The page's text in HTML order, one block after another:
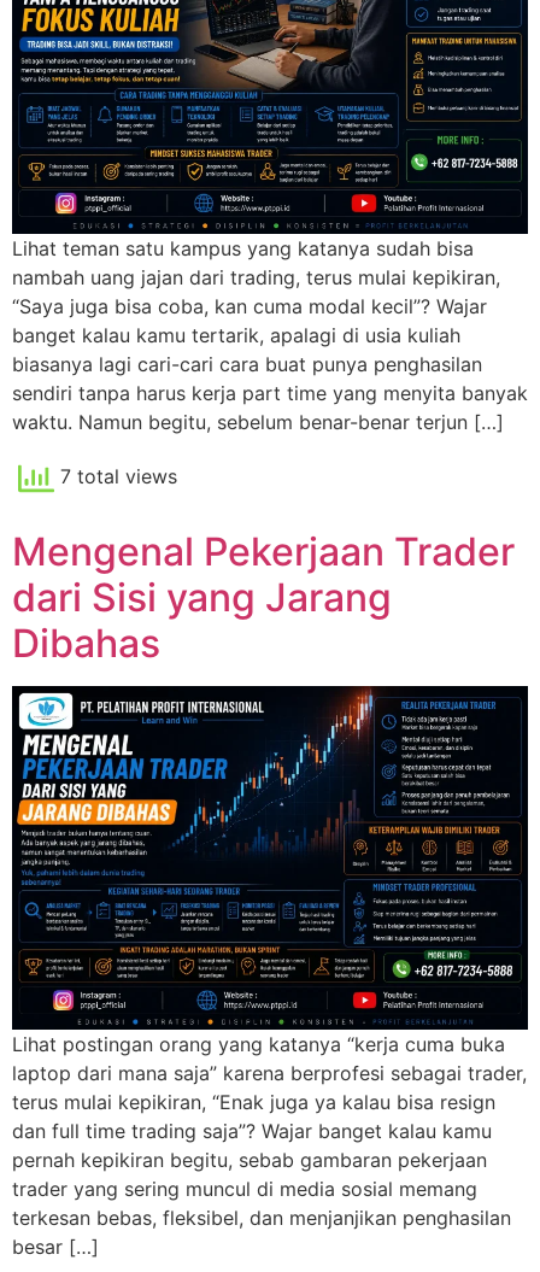
Lihat teman satu kampus yang katanya sudah bisa
nambah uang jajan dari trading, terus mulai kepikiran,
“Saya juga bisa coba, kan cuma modal kecil”? Wajar
banget kalau kamu tertarik, apalagi di usia kuliah
biasanya lagi cari-cari cara buat punya penghasilan
sendiri tanpa harus kerja part time yang menyita banyak
waktu. Namun begitu, sebelum benar-benar terjun […]
7 total views
Mengenal Pekerjaan Trader
dari Sisi yang Jarang
Dibahas
Lihat postingan orang yang katanya “kerja cuma buka
laptop dari mana saja” karena berprofesi sebagai trader,
terus mulai kepikiran, “Enak juga ya kalau bisa resign
dan full time trading saja”? Wajar banget kalau kamu
pernah kepikiran begitu, sebab gambaran pekerjaan
trader yang sering muncul di media sosial memang
terkesan bebas, fleksibel, dan menjanjikan penghasilan
besar […]